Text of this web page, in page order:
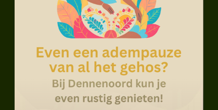
Over Ons